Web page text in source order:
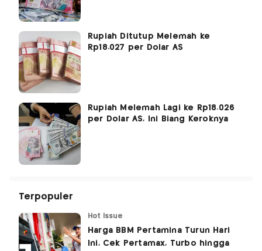
Rupiah Ditutup Melemah ke
Rp18.027 per Dolar AS
Rupiah Melemah Lagi ke Rp18.026
per Dolar AS, Ini Biang Keroknya
Terpopuler
Hot Issue
Harga BBM Pertamina Turun Hari
Ini, Cek Pertamax, Turbo hingga